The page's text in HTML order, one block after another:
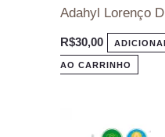
Adahyl Lorenço
R$30,00
AO CARRINHO